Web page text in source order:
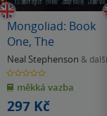
Mongoliad: Book
One, The
Neal Stephenson & další
0.0
z
5
hvězdiček
měkká vazba
297 Kč